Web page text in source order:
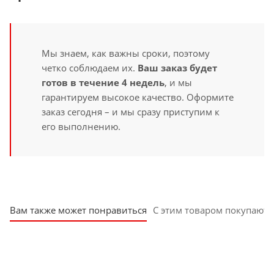
Мы знаем, как важны сроки, поэтому
четко соблюдаем их. Ваш заказ будет
готов в течение 4 недель, и мы
гарантируем высокое качество. Оформите
заказ сегодня – и мы сразу приступим к
его выполнению.
Вам также может понравиться С этим товаром покупают